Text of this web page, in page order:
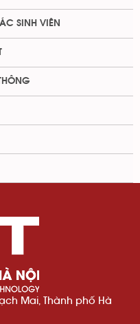
SINH VIÊN
Mai, Thành phố Hà